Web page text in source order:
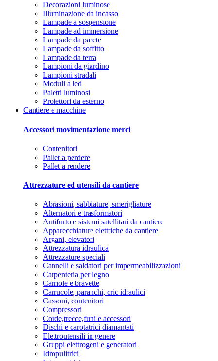
Decorazioni luminose
Illuminazione da incasso
Lampade a sospensione
Lampade ad immersione
Lampade da parete
Lampade da soffitto
Lampade da terra
Lampioni da giardino
Lampioni stradali
Moduli a led
Paletti luminosi
Proiettori da esterno
Cantiere e macchine
Accessori movimentazione merci
Contenitori
Pallet a perdere
Pallet a rendere
Attrezzature ed utensili da cantiere
Abrasioni, sabbiature, smerigliature
Alternatori e trasformatori
Antifurto e sistemi satellitari da cantiere
Apparecchiature elettriche da cantiere
Argani, elevatori
Attrezzatura idraulica
Attrezzature speciali
Cannelli e saldatori per impermeabilizzazioni
Carpenteria per legno
Carriole e bravette
Carrucole, paranchi, cric idraulici
Cassoni, contenitori
Compressori
Corde,trecce,funi e accessori
Dischi e carotatrici diamantati
Elettroutensili in genere
Gruppi elettrogeni e generatori
Idropulitrici